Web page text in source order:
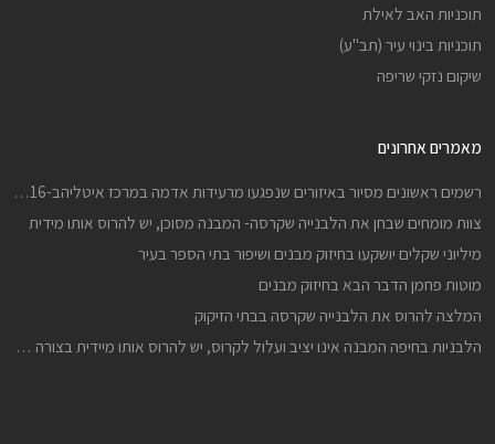
תוכניות האב לאילת
תוכניות בינוי עיר (תב"ע)
שיקום נזקי שריפה
מאמרים אחרונים
רשמים ראשונים מסיור באיזורים שנפגעו מרעידות אדמה במרכז איטליהב-24816 וב-301016
צוות מומחים שבחן את הלבנייה שקרסה- המבנה מסוכן, יש להרוס אותו מידית
מיליוני שקלים יושקעו בחיזוק מבנים ושיפור בתי הספר בעיר
מוטות פחמן הדבר הבא בחיזוק מבנים
המלצה להרוס את הלבנייה שקרסה בבתי הזיקוק
הלבניות בחיפה המבנה אינו יציב ועלול לקרוס, יש להרוס אותו מיידית בצורה יזומה